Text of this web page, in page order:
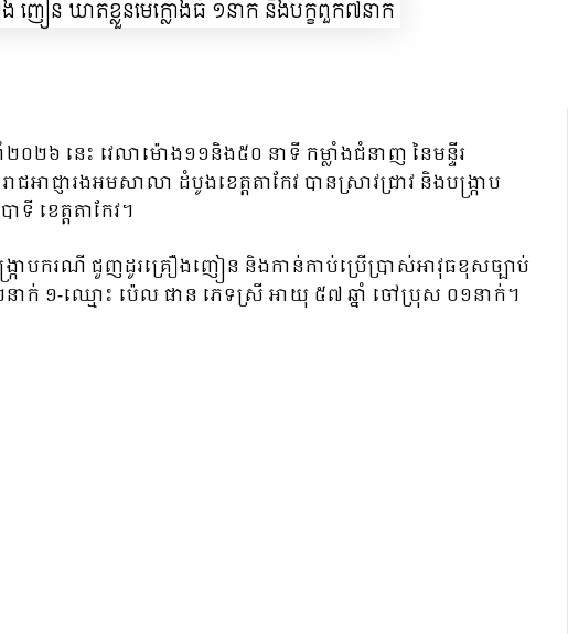
២០២៦ នេះ វេលាម៉ោង១១និង៥០ នាទី កម្លាំងជំនាញ នៃមន្ទីរ
ញារងអមសាលា ដំបូងខេត្តតាកែវ បានស្រាវជ្រាវ និងបង្ក្រាប
ខេត្តតាកែវ។
ង្ក្រាបករណី ជួញដូរគ្រឿងញៀន និងកាន់កាប់ប្រើប្រាស់អាវុធខុសច្បាប់
ាក់ ១-ឈ្មោះ ប៉េល ផាន ភេទស្រី អាយុ ៥៧ ឆ្នាំ ចៅប្រុស ០១នាក់។